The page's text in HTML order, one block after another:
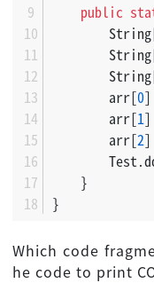
public
        arr[
0]
        arr[
1]
        arr[
2]
    }
}
Which code
he code to print